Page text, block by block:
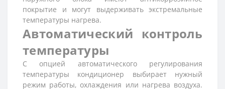
покрытие и могут выдерживать экстремальные
температуры нагрева.
Автоматический контроль
температуры
С опцией автоматического регулирования
температуры кондиционер выбирает нужный
режим работы, охлаждения или нагрева воздуха.